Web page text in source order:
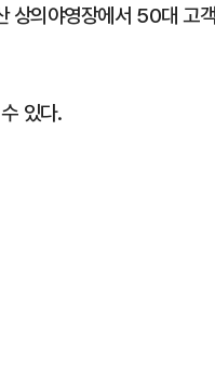
상의야영장에서 50대 고
있다.